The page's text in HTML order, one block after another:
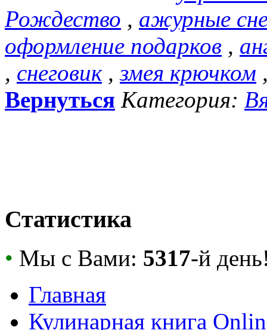
Рождество , ажурные
оформление подарков ,
, снеговик,змея крючком
Вернуться Категория:
Статистика
• Мы с Вами: 5317-й
Главная
Кулинарная книга